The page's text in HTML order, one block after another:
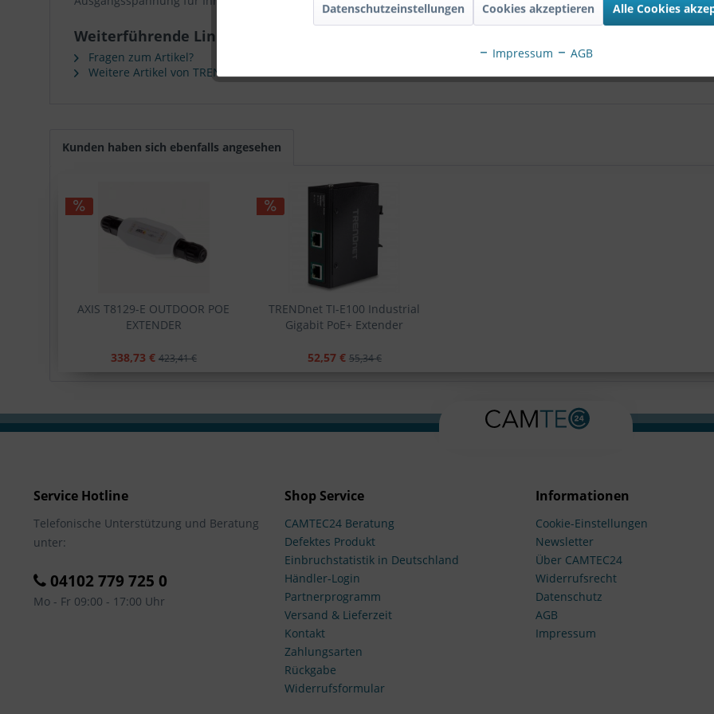
Weiterführende Links zu "TRENDnet TI-EU120 2-Port UPoE Extender Industrial Outdoor
Fragen zum Artikel?
Weitere Artikel von TRENDNET
Kunden haben sich ebenfalls angesehen
AXIS T8129-E OUTDOOR POE
EXTENDER
338,73 € 423,41 €
TRENDnet TI-E100 Industrial
Gigabit PoE+ Extender
52,57 € 55,34 €
Service Hotline
Telefonische Unterstützung und Beratung
unter:
04102 779 725 0
Mo - Fr 09:00 - 17:00 Uhr
Shop Service
CAMTEC24 Beratung
Defektes Produkt
Einbruchstatistik in Deutschland
Händler-Login
Partnerprogramm
Versand & Lieferzeit
Kontakt
Zahlungsarten
Rückgabe
Widerrufsformular
Informationen
Cookie-Einstellungen
Newsletter
Über CAMTEC24
Widerrufsrecht
Datenschutz
AGB
Impressum
Datenschutzeinstellungen Cookies akzeptieren Alle Cookies
Impressum AGB